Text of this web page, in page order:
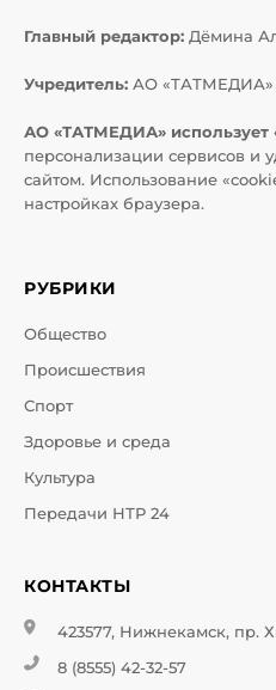
Главный редактор: Дёмина
Учредитель: АО «ТАТМЕДИА»
АО «ТАТМЕДИА» использует
персонализации сервисов и
сайтом. Использование
настройках браузера.
РУБРИКИ
Общество
Происшествия
Спорт
Здоровье и среда
Культура
Передачи НТР 24
КОНТАКТЫ
423577, Нижнекамск, пр.
8 (8555) 42-32-57